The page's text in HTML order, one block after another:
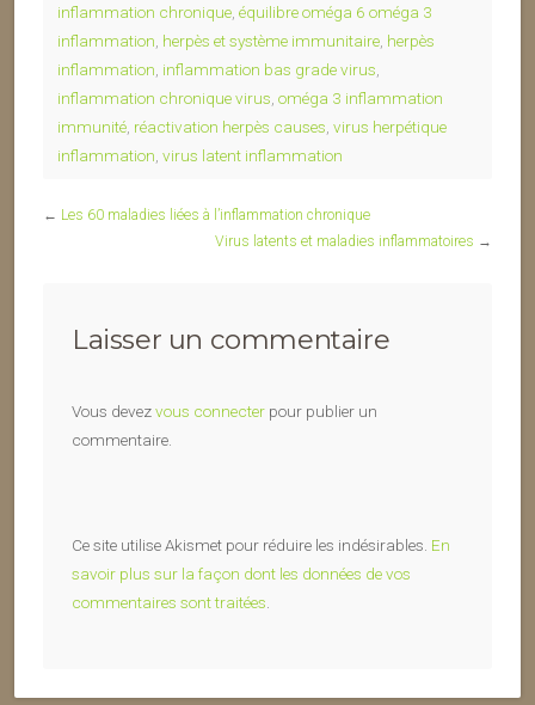
inflammation chronique équilibre oméga 6 oméga 3
inflammation herpès et système immunitaire herpès
inflammation inflammation bas grade virus
inflammation chronique virus oméga 3 inflammation
immunité réactivation herpès causes virus herpétique
inflammation virus latent inflammation
← Les 60 maladies liées à l’inflammation chronique
Virus latents et maladies inflammatoires →
Laisser un commentaire
Vous devezvous connecter pour publier un
commentaire.
Ce site utilise Akismet pour réduire les indésirables. En
savoir plus sur la façon dont les données de vos
commentaires sont traitées